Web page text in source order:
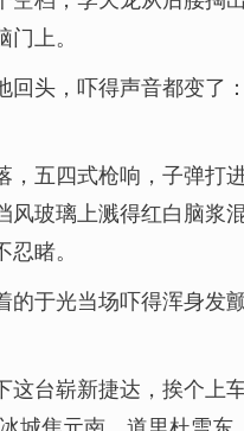
上。
回头，吓得声音都变了
，五四式枪响，子弹打
风玻璃上溅得红白脑浆
睹。
的于光当场吓得浑身发
这台崭新捷达，挨个上